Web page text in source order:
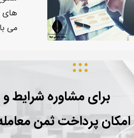
های
می
برای مشاوره شرایط و
امکان پرداخت ثمن